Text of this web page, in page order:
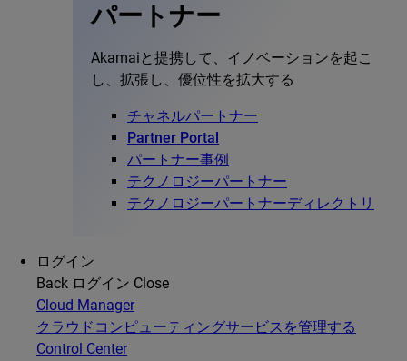
パートナー
Akamaiと提携して、イノベーションを起こ
し、拡張し、優位性を拡大する
チャネルパートナー
Partner Portal
パートナー事例
テクノロジーパートナー
テクノロジーパートナーディレクトリ
ログイン
Back ログイン Close
Cloud Manager
クラウドコンピューティングサービスを管理する
Control Center